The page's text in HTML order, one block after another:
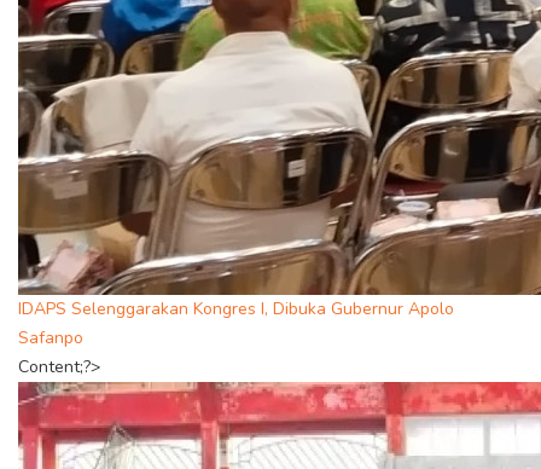
IDAPS Selenggarakan Kongres I, Dibuka Gubernur Apolo
Safanpo
Content;?>